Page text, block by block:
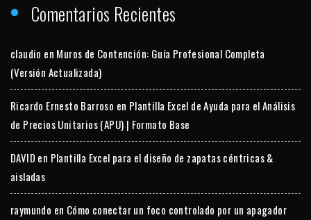
Comentarios Recientes
claudio en Muros de Contención: Guía Profesional Completa
(Versión Actualizada)
Ricardo Ernesto Barroso en Plantilla Excel de Ayuda para el Análisis
de Precios Unitarios (APU) | Formato Base
DAVID en Plantilla Excel para el diseño de zapatas céntricas &
aisladas
raymundo en Cómo conectar un foco controlado por un apagador